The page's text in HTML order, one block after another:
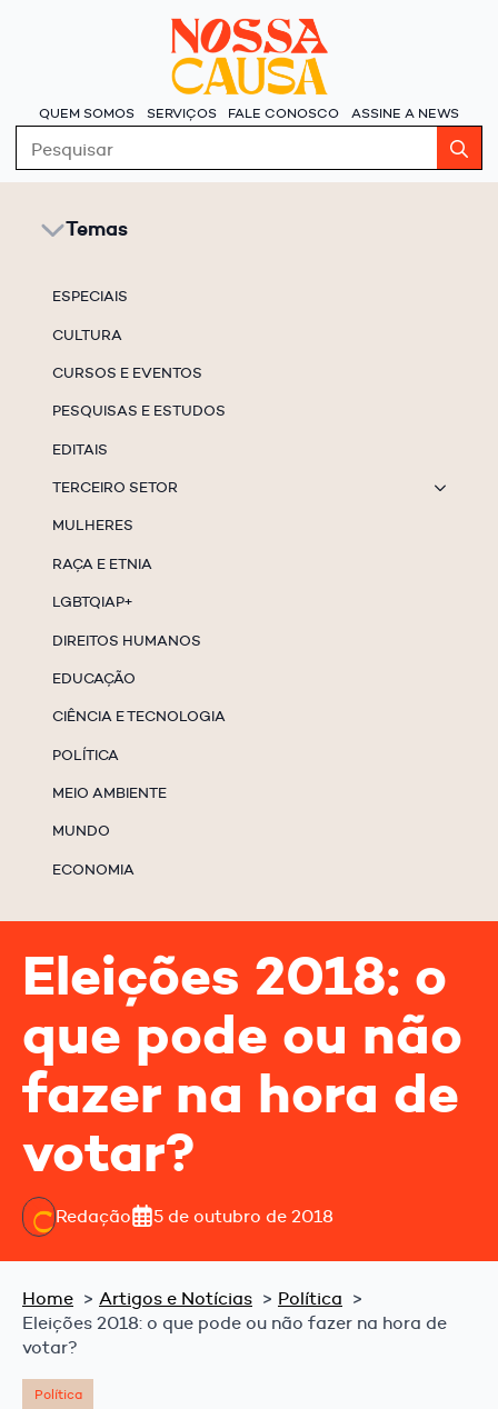
QUEM SOMOS SERVIÇOS FALE CONOSCO ASSINE A NEWS
Temas
ESPECIAIS
CULTURA
CURSOS E EVENTOS
PESQUISAS E ESTUDOS
EDITAIS
TERCEIRO SETOR
MULHERES
RAÇA E ETNIA
LGBTQIAP+
DIREITOS HUMANOS
EDUCAÇÃO
CIÊNCIA E TECNOLOGIA
POLÍTICA
MEIO AMBIENTE
MUNDO
ECONOMIA
Eleições 2018: o
que pode ou não
fazer na hora de
votar?
Redação 5 de outubro de 2018
Home Artigos e Notícias
Política
Eleições 2018: o que pode ou não fazer na hora de
votar?
Política